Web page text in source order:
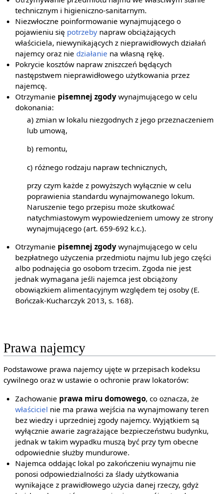
technicznym i higieniczno-sanitarnym.
Niezwłoczne poinformowanie wynajmującego o
pojawieniu się potrzeby napraw obciążających
właściciela, niewynikających z nieprawidłowych działań
najemcy oraz nie działanie na własną rękę.
Pokrycie kosztów napraw zniszczeń będących
następstwem nieprawidłowego użytkowania przez
najemcę.
Otrzymanie pisemnej zgody wynajmującego w celu
dokonania:
a) zmian w lokalu niezgodnych z jego przeznaczeniem
lub umową,
b) remontu,
c) różnego rodzaju napraw technicznych,
przy czym każde z powyższych wyłącznie w celu
poprawienia standardu wynajmowanego lokum.
Naruszenie tego przepisu może skutkować
natychmiastowym wypowiedzeniem umowy ze strony
wynajmującego (art. 659-692 k.c.).
Otrzymanie pisemnej zgody wynajmującego w celu
bezpłatnego użyczenia przedmiotu najmu lub jego części
albo podnajęcia go osobom trzecim. Zgoda nie jest
jednak wymagana jeśli najemca jest obciążony
obowiązkiem alimentacyjnym względem tej osoby (E.
Bończak-Kucharczyk 2013, s. 168).
Prawa najemcy
Podstawowe prawa najemcy ujęte w przepisach kodeksu
cywilnego oraz w ustawie o ochronie praw lokatorów:
Zachowanie prawa miru domowego, co oznacza, że
właściciel nie ma prawa wejścia na wynajmowany teren
bez wiedzy i uprzedniej zgody najemcy. Wyjątkiem są
wyłącznie awarie zagrażające bezpieczeństwu budynku,
jednak w takim wypadku muszą być przy tym obecne
odpowiednie służby mundurowe.
Najemca oddając lokal po zakończeniu wynajmu nie
ponosi odpowiedzialności za ślady użytkowania
wynikające z prawidłowego użycia danej rzeczy, gdyż